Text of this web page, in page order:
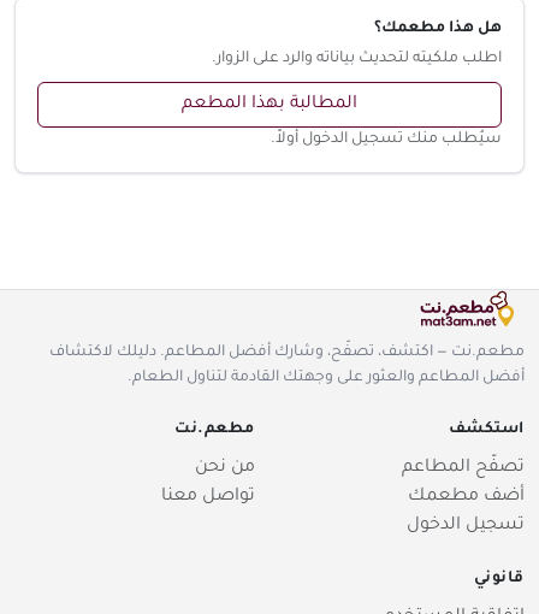
هل هذا مطعمك؟
اطلب ملكيته لتحديث بياناته والرد على الزوار.
المطالبة بهذا المطعم
سيُطلب منك تسجيل الدخول أولاً.
مطعم.نت — اكتشف، تصفّح، وشارك أفضل المطاعم. دليلك لاكتشاف
أفضل المطاعم والعثور على وجهتك القادمة لتناول الطعام.
استكشف
تصفّح المطاعم
أضف مطعمك
تسجيل الدخول
مطعم.نت
من نحن
تواصل معنا
قانوني